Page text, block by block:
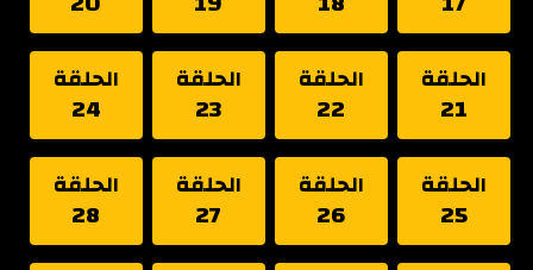
الحلقة
21
الحلقة
22
الحلقة
23
الحلقة
24
الحلقة
25
الحلقة
26
الحلقة
27
الحلقة
28